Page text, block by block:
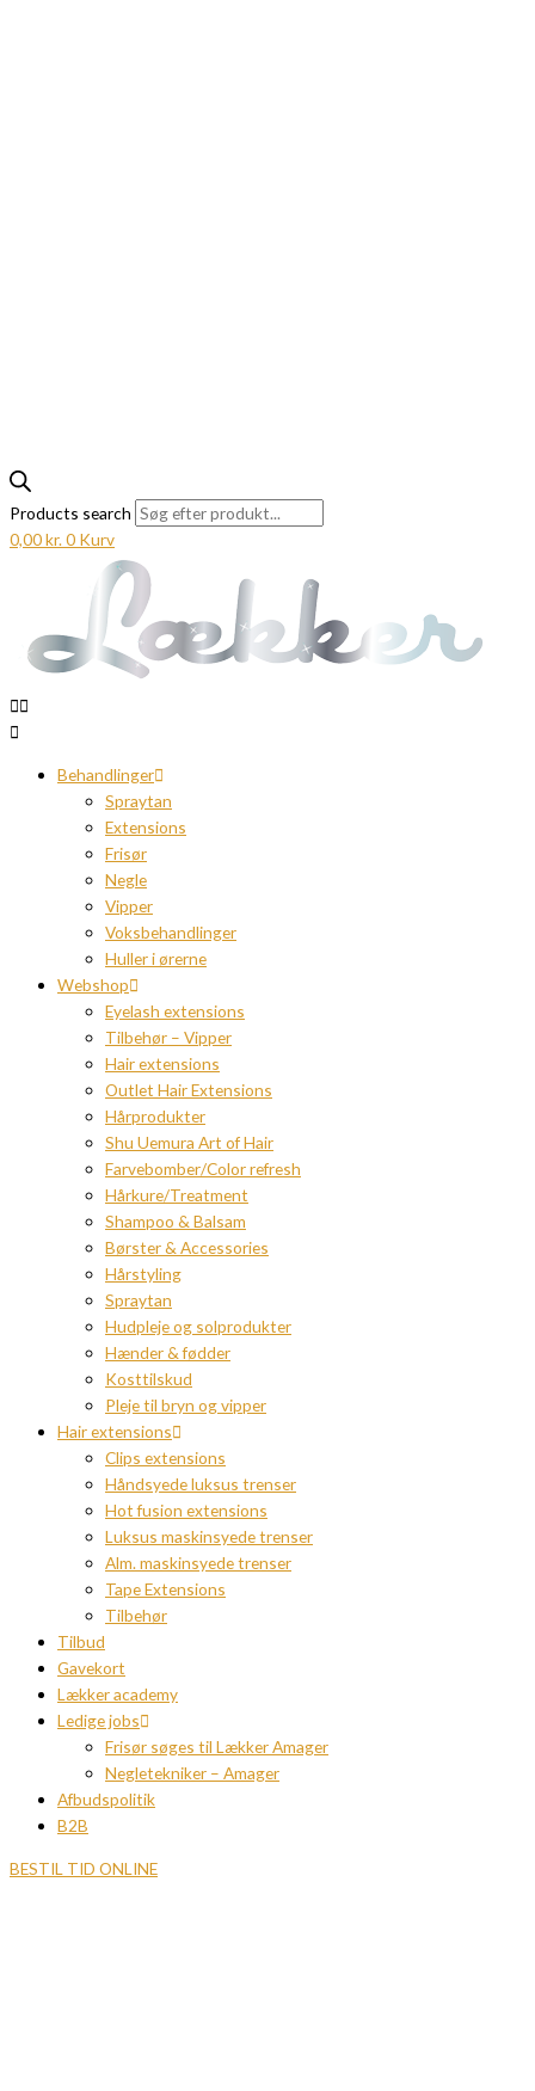
Products search
0,00kr.0 Kurv
Behandlinger
Spraytan
Extensions
Frisør
Negle
Vipper
Voksbehandlinger
Huller i ørerne
Webshop
Eyelash extensions
Tilbehør – Vipper
Hair extensions
Outlet Hair Extensions
Hårprodukter
Shu Uemura Art of Hair
Farvebomber/Color refresh
Hårkure/Treatment
Shampoo & Balsam
Børster & Accessories
Hårstyling
Spraytan
Hudpleje og solprodukter
Hænder & fødder
Kosttilskud
Pleje til bryn og vipper
Hair extensions
Clips extensions
Håndsyede luksus trenser
Hot fusion extensions
Luksus maskinsyede trenser
Alm. maskinsyede trenser
Tape Extensions
Tilbehør
Tilbud
Gavekort
Lækker academy
Ledige jobs
Frisør søges til Lækker Amager
Negletekniker – Amager
Afbudspolitik
B2B
BESTIL TID ONLINE